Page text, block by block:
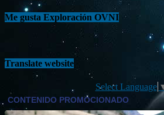
Me gusta Exploración OVNI
Translate website
Select Language